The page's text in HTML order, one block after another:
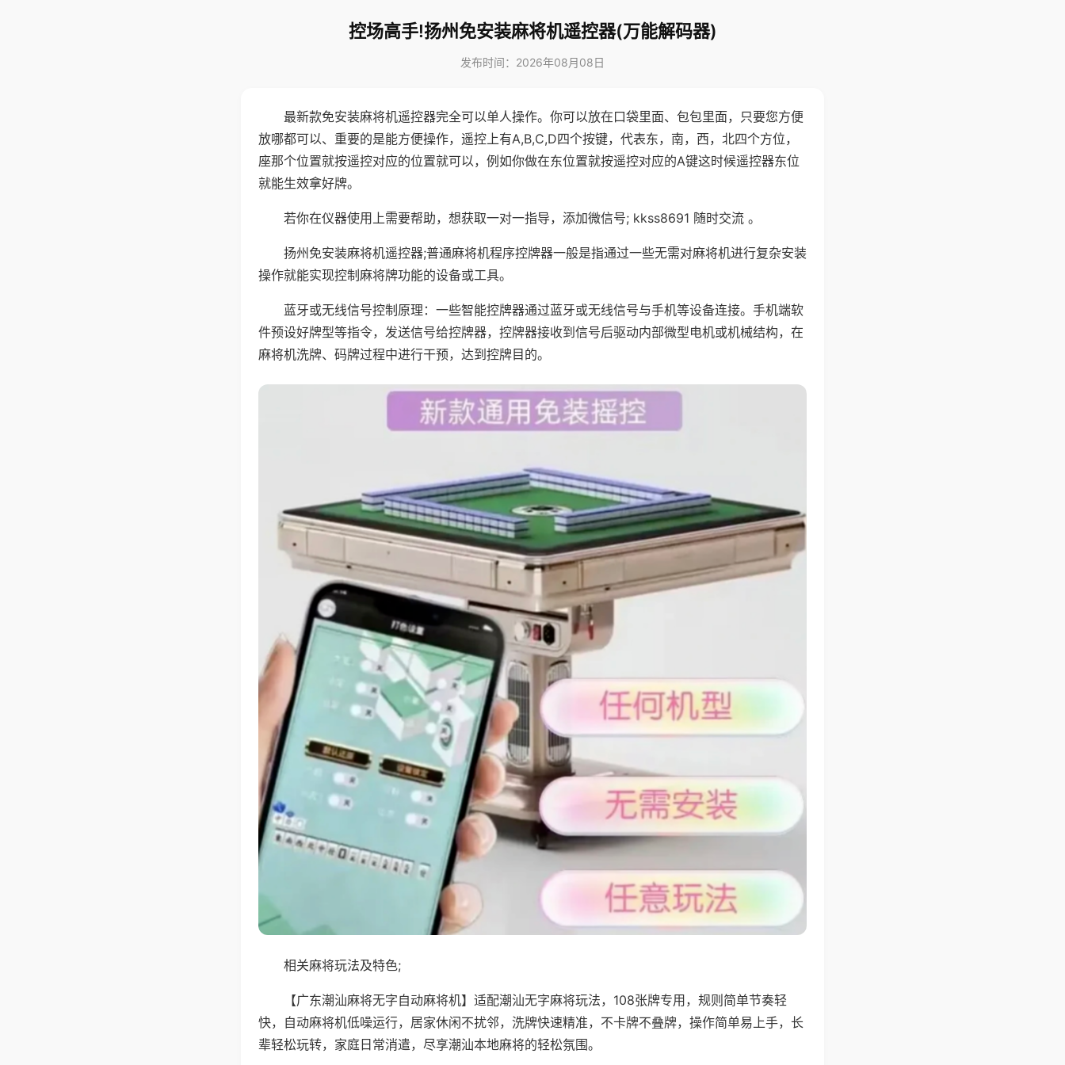
控场高手!扬州免安装麻将机遥控器(万能解码器)
发布时间：2026年08月08日
最新款免安装麻将机遥控器完全可以单人操作。你可以放在口袋里面、包包里面，只要您方便
放哪都可以、重要的是能方便操作，遥控上有A,B,C,D四个按键，代表东，南，西，北四个方位，
座那个位置就按遥控对应的位置就可以，例如你做在东位置就按遥控对应的A键这时候遥控器东位
就能生效拿好牌。
若你在仪器使用上需要帮助，想获取一对一指导，添加微信号; kkss8691 随时交流 。
扬州免安装麻将机遥控器;普通麻将机程序控牌器一般是指通过一些无需对麻将机进行复杂安装
操作就能实现控制麻将牌功能的设备或工具。
蓝牙或无线信号控制原理：一些智能控牌器通过蓝牙或无线信号与手机等设备连接。手机端软
件预设好牌型等指令，发送信号给控牌器，控牌器接收到信号后驱动内部微型电机或机械结构，在
麻将机洗牌、码牌过程中进行干预，达到控牌目的。
相关麻将玩法及特色;
【广东潮汕麻将无字自动麻将机】适配潮汕无字麻将玩法，108张牌专用，规则简单节奏轻
快，自动麻将机低噪运行，居家休闲不扰邻，洗牌快速精准，不卡牌不叠牌，操作简单易上手，长
辈轻松玩转，家庭日常消遣，尽享潮汕本地麻将的轻松氛围。